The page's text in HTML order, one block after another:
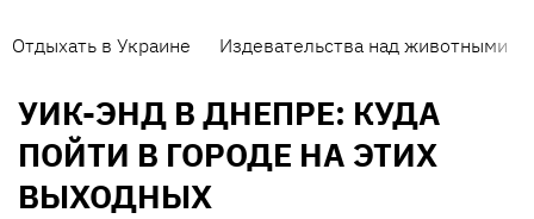
Отдыхать в Украине Издевательства над животными
УИК-ЭНД В ДНЕПРЕ: КУДА
ПОЙТИ В ГОРОДЕ НА ЭТИХ
ВЫХОДНЫХ